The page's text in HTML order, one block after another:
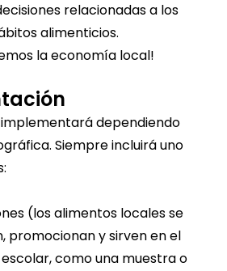
relacionadas a los
alimenticios.
la economía local!
dependiendo
Siempre incluirá uno
(los alimentos locales se
promocionan y sirven en el
como una muestra o